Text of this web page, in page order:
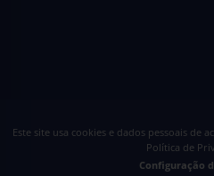
Este site usa cookies e dados pessoais de
Política de
Configuração